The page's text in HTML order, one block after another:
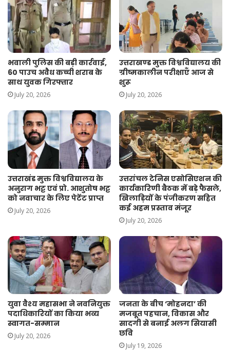
भवाली पुलिस की बड़ी कार्रवाई,
60 पाउच अवैध कच्ची शराब के
साथ युवक गिरफ्तार
July 20, 2026
उत्तराखण्ड मुक्त विश्वविद्यालय की
ग्रीष्मकालीन परीक्षाएँ आज से
शुरू
July 20, 2026
उत्तराखंड मुक्त विश्वविद्यालय के
अनुराग भट्ट एवं प्रो. आशुतोष भट्ट
को नवाचार के लिए पेटेंट प्राप्त
July 20, 2026
उत्तरांचल टेनिस एसोसिएशन की
कार्यकारिणी बैठक में बड़े फैसले,
खिलाड़ियों के पंजीकरण सहित
कई अहम प्रस्ताव मंजूर
July 20, 2026
युवा वैश्य महासभा ने नवनियुक्त
पदाधिकारियों का किया भव्य
स्वागत-सम्मान
July 20, 2026
जनता के बीच ‘मोहनदा’ की
मजबूत पहचान, विकास और
सादगी से बनाई अलग सियासी
छवि
July 19, 2026